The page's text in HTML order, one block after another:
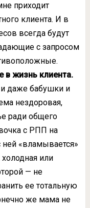
приходит
клиента. И в
всегда будут
с запросом
жизнь клиента.
и даже бабушки и
нездоровая,
ради общего
с РПП на
ней «вламывается»
или
— не
ее тотальную
же мама не